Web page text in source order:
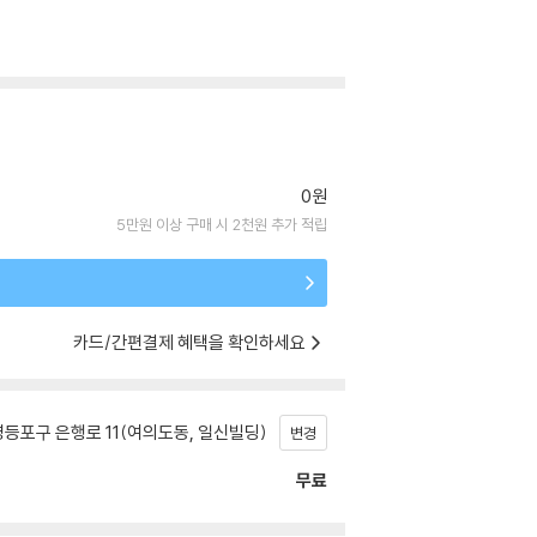
0원
5만원 이상 구매 시 2천원 추가 적립
카드/간편결제 혜택을 확인하세요
포구 은행로 11(여의도동, 일신빌딩) 변경
무료